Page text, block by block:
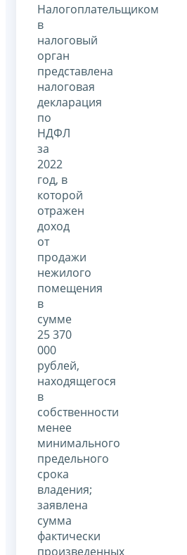
Налогоплательщиком
в
налоговый
орган
представлена
налоговая
декларация
по
НДФЛ
за
2022
год, в
которой
отражен
доход
от
продажи
нежилого
помещения
в
сумме
25 370
000
рублей,
находящегося
в
собственности
менее
минимального
предельного
срока
владения;
заявлена
сумма
фактически
произведенных